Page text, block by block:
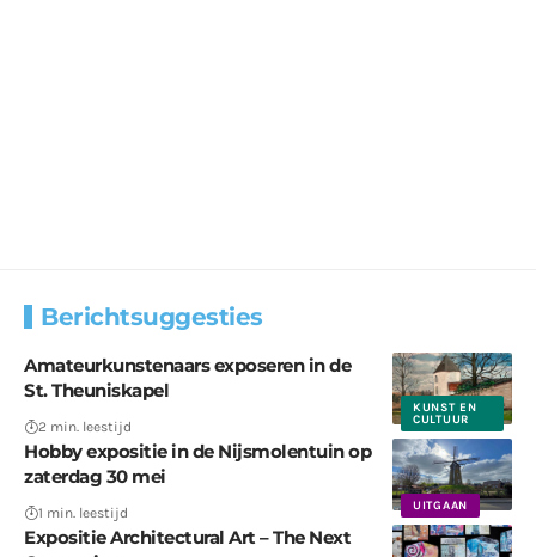
Berichtsuggesties
KUNST EN
CULTUUR
Amateurkunstenaars exposeren in de
St. Theuniskapel
2 min. leestijd
UITGAAN
Hobby expositie in de Nijsmolentuin op
zaterdag 30 mei
1 min. leestijd
Expositie Architectural Art – The Next